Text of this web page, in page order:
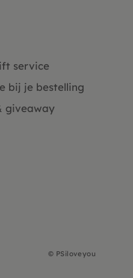
service
bij je bestelling
giveaway
© PSiloveyou